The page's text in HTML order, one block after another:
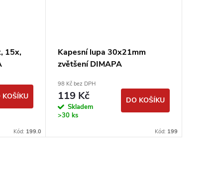
15x,
KOŠÍKU
Kód: 199.0
Kapesní lupa 30x21mm
zvětšení DIMAPA
98 Kč bez DPH
119 Kč
Skladem
>30 ks
DO KOŠÍKU
Kód: 199